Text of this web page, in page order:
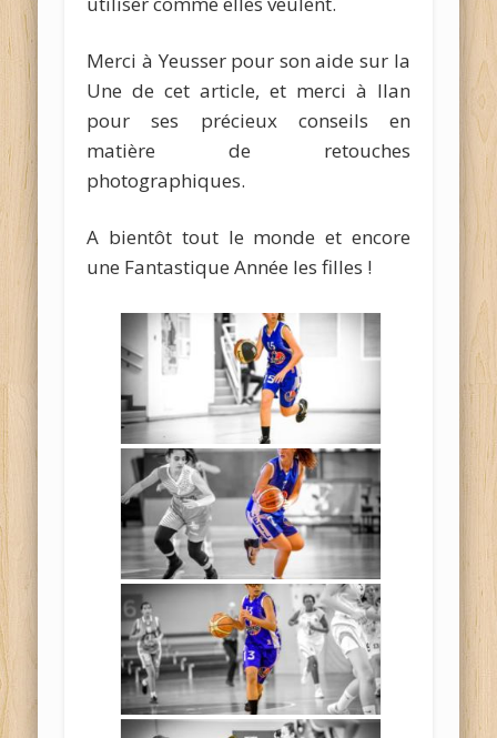
Merci à Yeusser pour son aide sur la
Une de cet article, et merci à Ilan
pour ses précieux conseils en
matière de retouches
photographiques.
A bientôt tout le monde et encore
une Fantastique Année les filles !